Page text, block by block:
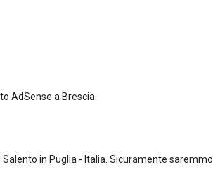
AdSense a Brescia.
in Puglia - Italia. Sicuramente saremmo